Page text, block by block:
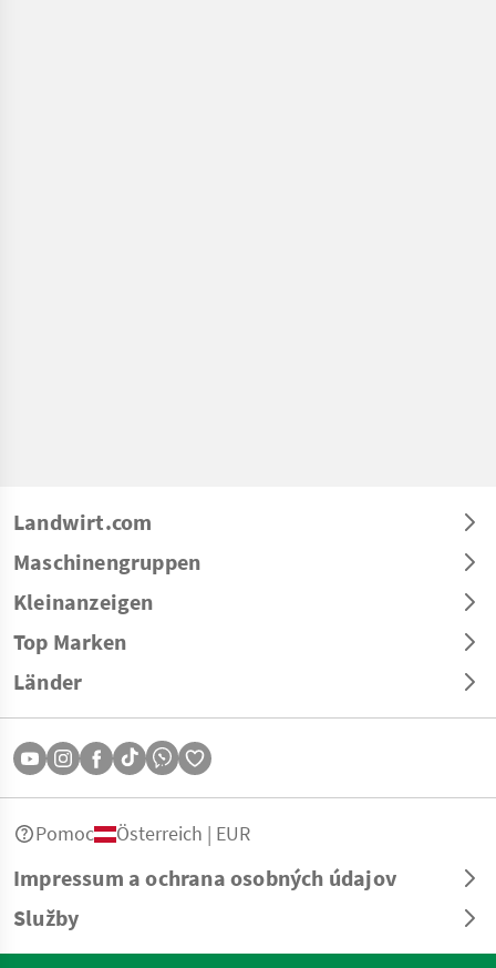
Landwirt.com
Maschinengruppen
Kleinanzeigen
Top Marken
Länder
Impressum a ochrana osobných údajov
Služby
Pomoc Österreich | EUR